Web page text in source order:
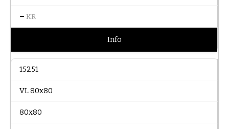
– KR
Info
15251
VL 80x80
80x80